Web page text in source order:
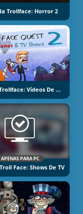
Trollface: Horror 2
Jornada Trollface: Vídeos De Memes E Shows De TV Part 2
APENAS PARA PC
Face: Shows De TV